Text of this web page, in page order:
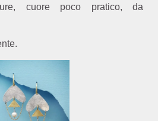
cuore poco pratico, da